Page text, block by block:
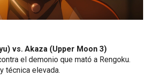
vs. Akaza (Upper Moon 3)
el demonio que mató a Rengoku.
técnica elevada.